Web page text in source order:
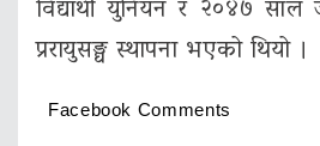
विद्यार्थी युनियन र २०४७
प्ररायुसङ्घ स्थापना भएको थियो ।
Facebook Comments